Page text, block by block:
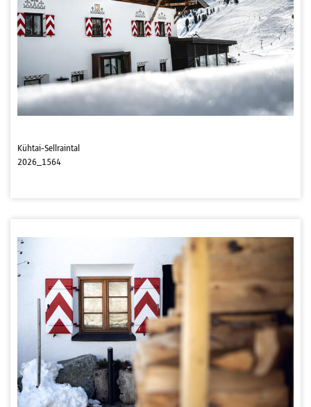
Kühtai-Sellraintal
2026_1564